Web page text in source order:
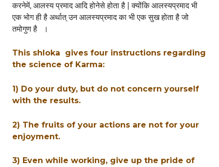
करनेमें, आलस्य प्रमाद आदि होनेसे होता है | क्योंकि आलस्यप्रमाद भी
एक भोग ही है अर्थात् उन आलस्यप्रमाद का भी एक सुख होता है जो
तमोगुण है ।
This shloka gives four instructions regarding
the science of Karma:
1) Do your duty, but do not concern yourself
with the results.
2) The fruits of your actions are not for your
enjoyment.
3) Even while working, give up the pride of